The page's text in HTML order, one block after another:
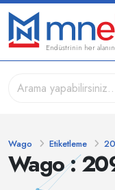
Endüstrinin her
Wago :
Wago Etiketleme